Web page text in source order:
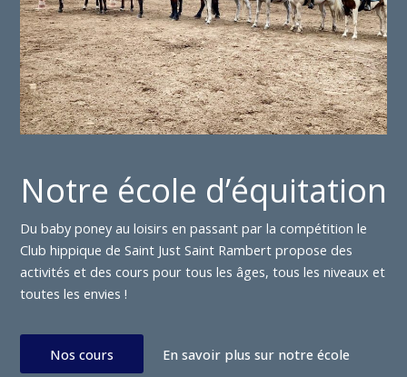
Notre école d’équitation
Du baby poney au loisirs en passant par la compétition le
Club hippique de Saint Just Saint Rambert propose des
activités et des cours pour tous les âges, tous les niveaux et
toutes les envies !
Nos cours En savoir plus sur notre école